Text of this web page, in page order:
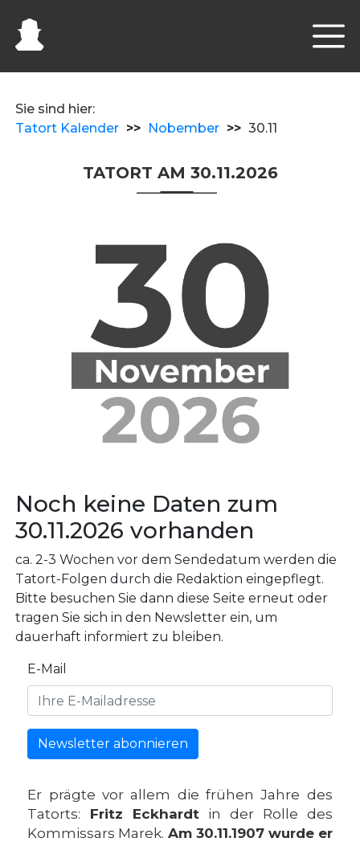
Sie sind hier:
Tatort Kalender >> Nobember >> 30.11
TATORT AM 30.11.2026
Noch keine Daten zum
30.11.2026 vorhanden
ca. 2-3 Wochen vor dem Sendedatum werden die
Tatort-Folgen durch die Redaktion eingepflegt.
Bitte besuchen Sie dann diese Seite erneut oder
tragen Sie sich in den Newsletter ein, um
dauerhaft informiert zu bleiben.
E-Mail
Newsletter abonnieren
Er prägte vor allem die frühen Jahre des
Tatorts: Fritz Eckhardtin der Rolle des
Kommissars Marek. Am 30.11.1907 wurde er